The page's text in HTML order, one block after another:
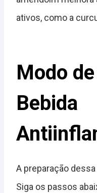
ativos, como a
Modo
Bebida
A preparação
Siga os passos